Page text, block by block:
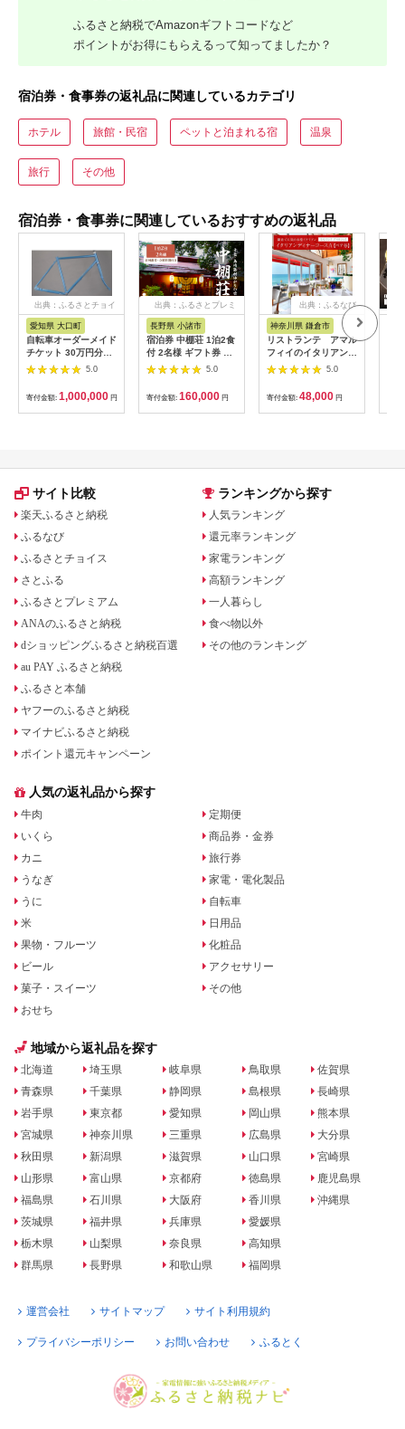
ふるさと納税でAmazonギフトコードなど
ポイントがお得にもらえるって知ってましたか？
宿泊券・食事券の返礼品に関連しているカテゴリ
ホテル 旅館・民宿 ペットと泊まれる宿 温泉
旅行 その他
宿泊券・食事券に関連しているおすすめの返礼品
出典：ふるさとチョイ
愛知県 大口町
自転車オーダーメイド
チケット 30万円分
【1360365】
5.0
寄付金額: 1,000,000 円
出典：ふるさとプレミ
長野県 小諸市
宿泊券 中棚荘 1泊2食
付 2名様 ギフト券 チ
ケット 券 宿泊 旅行
5.0
寄付金額: 160,000 円
出典：ふるなび
神奈川県 鎌倉市
リストランテ アマル
フィイのイタリアンデ
ィナーコースA ペア
5.0
寄付金額: 48,000 円
サイト比較
楽天ふるさと納税
ふるなび
ふるさとチョイス
さとふる
ふるさとプレミアム
ANAのふるさと納税
dショッピングふるさと納税百選
au PAY ふるさと納税
ふるさと本舗
ヤフーのふるさと納税
マイナビふるさと納税
ポイント還元キャンペーン
ランキングから探す
人気ランキング
還元率ランキング
家電ランキング
高額ランキング
一人暮らし
食べ物以外
その他のランキング
人気の返礼品から探す
牛肉
いくら
カニ
うなぎ
うに
米
果物・フルーツ
ビール
菓子・スイーツ
おせち
定期便
商品券・金券
旅行券
家電・電化製品
自転車
日用品
化粧品
アクセサリー
その他
地域から返礼品を探す
北海道
青森県
岩手県
宮城県
秋田県
山形県
福島県
茨城県
栃木県
群馬県
埼玉県
千葉県
東京都
神奈川県
新潟県
富山県
石川県
福井県
山梨県
長野県
岐阜県
静岡県
愛知県
三重県
滋賀県
京都府
大阪府
兵庫県
奈良県
和歌山県
鳥取県
島根県
岡山県
広島県
山口県
徳島県
香川県
愛媛県
高知県
福岡県
佐賀県
長崎県
熊本県
大分県
宮崎県
鹿児島県
沖縄県
運営会社 サイトマップ サイト利用規約
プライバシーポリシー お問い合わせ ふるとく